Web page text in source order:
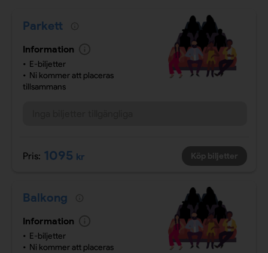
Parkett
Information
E-biljetter
Ni kommer att placeras
tillsammans
Pris: 1095 kr Köp biljetter
Balkong
Information
E-biljetter
Ni kommer att placeras